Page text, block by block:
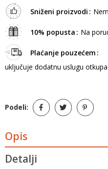
Sniženi proizvodi
10% popusta Na
Plaćanje pouzećem
uključuje dodatnu uslugu
Podeli:
Opis
Detalji